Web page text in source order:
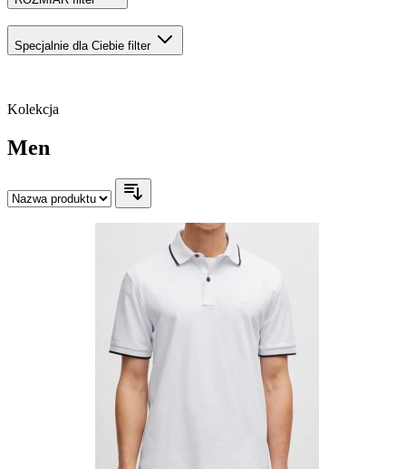
Specjalnie dla Ciebie filter
Kolekcja
Men